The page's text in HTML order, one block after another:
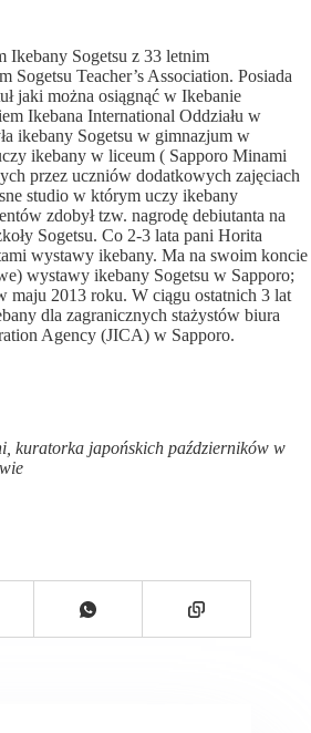
Ikebany Sogetsu z 33 letnim
Sogetsu Teacher’s Association. Posiada
jaki można osiągnąć w Ikebanie
Ikebana International Oddziału w
ikebany Sogetsu w gimnazjum w
ikebany w liceum ( Sapporo Minami
przez uczniów dodatkowych zajęciach
studio w którym uczy ikebany
zdobył tzw. nagrodę debiutanta na
Sogetsu. Co 2-3 lata pani Horita
wystawy ikebany. Ma na swoim koncie
wystawy ikebany Sogetsu w Sapporo;
maju 2013 roku. W ciągu ostatnich 3 lat
dla zagranicznych stażystów biura
Agency (JICA) w Sapporo.
kuratorka japońskich październików w